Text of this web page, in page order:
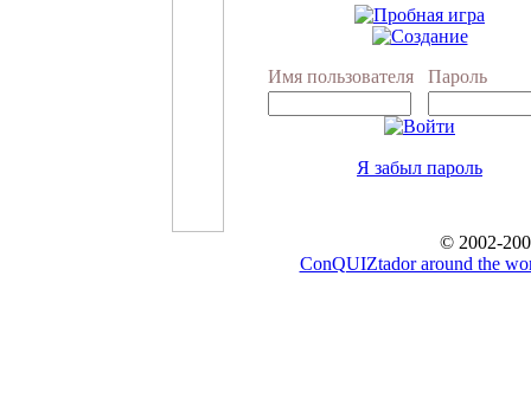
Имя пользователя Пароль
Я забыл пароль
© 2002-
ConQUIZtador around the